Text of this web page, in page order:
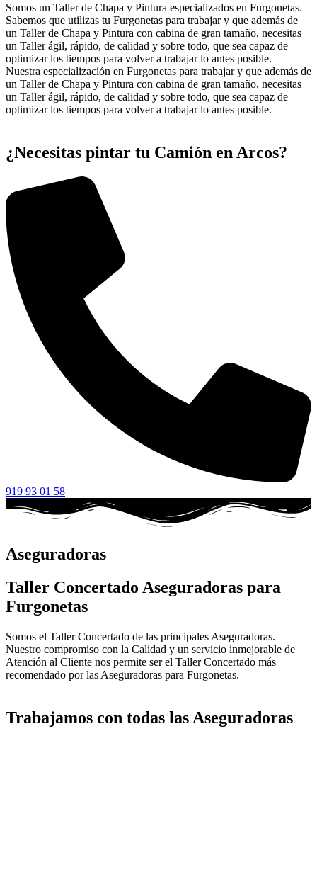
Somos un Taller de Chapa y Pintura especializados en Furgonetas.
Sabemos que utilizas tu Furgonetas para trabajar y que además de
un Taller de Chapa y Pintura con cabina de gran tamaño, necesitas
un Taller ágil, rápido, de calidad y sobre todo, que sea capaz de
optimizar los tiempos para volver a trabajar lo antes posible.
Nuestra especialización en Furgonetas para trabajar y que además de
un Taller de Chapa y Pintura con cabina de gran tamaño, necesitas
un Taller ágil, rápido, de calidad y sobre todo, que sea capaz de
optimizar los tiempos para volver a trabajar lo antes posible.
¿Necesitas pintar tu Camión en Arcos?
919 93 01 58
Aseguradoras
Taller Concertado Aseguradoras para
Furgonetas
Somos el Taller Concertado de las principales Aseguradoras.
Nuestro compromiso con la Calidad y un servicio inmejorable de
Atención al Cliente nos permite ser el Taller Concertado más
recomendado por las Aseguradoras para Furgonetas.
Trabajamos con todas las Aseguradoras